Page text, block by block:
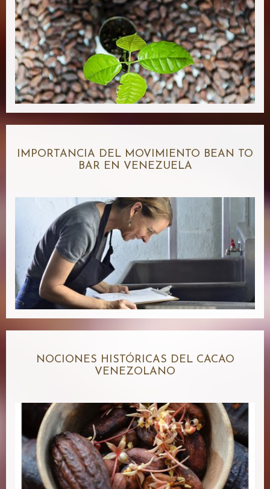
IMPORTANCIA DEL MOVIMIENTO BEAN TO
BAR EN VENEZUELA
NOCIONES HISTÓRICAS DEL CACAO
VENEZOLANO